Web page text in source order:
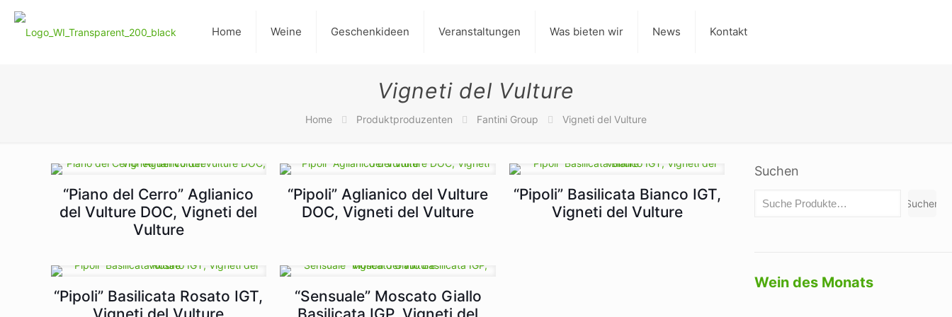
Home Weine Geschenkideen Veranstaltungen Was bieten wir News Kontakt
Vigneti del Vulture
Home Produktproduzenten Fantini Group Vigneti del Vulture
“Piano del Cerro” Aglianico
del Vulture DOC, Vigneti del
Vulture
“Pipoli” Aglianico del Vulture
DOC, Vigneti del Vulture
“Pipoli” Basilicata Bianco IGT,
Vigneti del Vulture
“Pipoli” Basilicata Rosato IGT,
“Sensuale” Moscato Giallo
Suchen
Suchen
Wein des Monats